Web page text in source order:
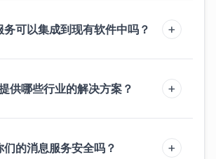
务可以集成到现有软件中吗？ +
供哪些行业的解决方案？ +
们的消息服务安全吗？ +